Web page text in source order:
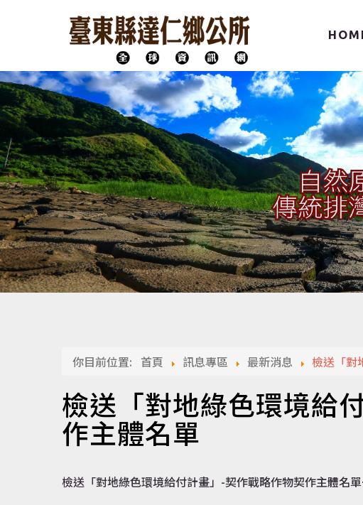
你目前位置: 首頁 訊息專區 最新消息 檢送「對
檢送「對地綠色環境給
作主體名單
檢送「對地綠色環境給付計畫」-契作戰略作物契作主體名